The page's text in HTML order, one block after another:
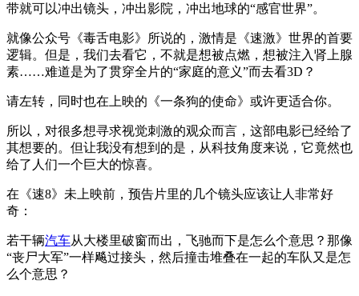
带就可以冲出镜头，冲出影院，冲出地球的“感官世界”。
就像公众号《毒舌电影》所说的，激情是《速激》世界的首要
逻辑。但是，我们去看它，不就是想被点燃，想被注入肾上腺
素……难道是为了贯穿全片的“家庭的意义”而去看3D？
请左转，同时也在上映的《一条狗的使命》或许更适合你。
所以，对很多想寻求视觉刺激的观众而言，这部电影已经给了
其想要的。但让我没有想到的是，从科技角度来说，它竟然也
给了人们一个巨大的惊喜。
在《速8》未上映前，预告片里的几个镜头应该让人非常好
奇：
若干辆汽车从大楼里破窗而出，飞驰而下是怎么个意思？那像
“丧尸大军”一样飚过接头，然后撞击堆叠在一起的车队又是怎
么个意思？